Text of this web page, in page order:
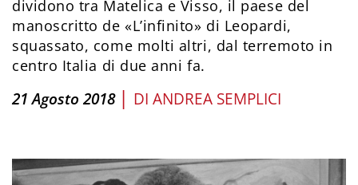
dividono tra Matelica e Visso, il paese del
manoscritto de «L’infinito» di Leopardi,
squassato, come molti altri, dal terremoto in
centro Italia di due anni fa.
21 Agosto 2018 | DI ANDREA SEMPLICI